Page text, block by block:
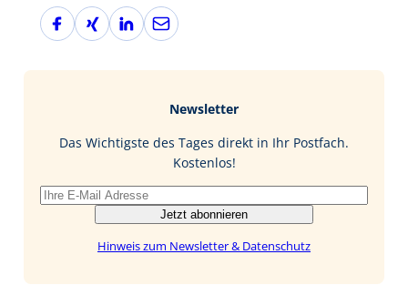
F
a
X
i
L
i
I
E
-
Newsletter
Das Wichtigste des Tages direkt in Ihr Postfach.
Kostenlos!
Jetzt abonnieren
Hinweis zum Newsletter & Datenschutz